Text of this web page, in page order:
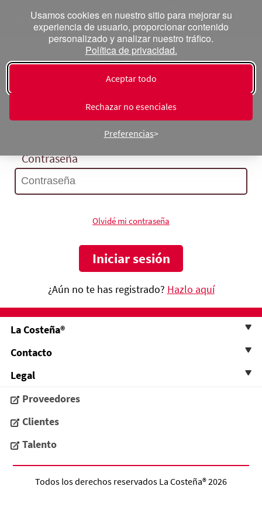
Usamos cookies en nuestro sitio para mejorar su
experiencia de usuario, proporcionar contenido
personalizado y analizar nuestro tráfico.
Política de privacidad.
Aceptar todo
Rechazar no esenciales
Preferencias
Inicia sesión
Contraseña
Olvidé mi contraseña
¿Aún no te has registrado? Hazlo aquí
La Costeña®
Contacto
Legal
Proveedores
Clientes
Talento
Todos los derechos reservados La Costeña®2026